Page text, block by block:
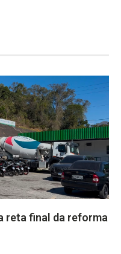
reta final da reforma